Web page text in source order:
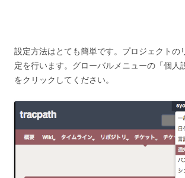
設定方法はとても簡単です。プロジェクトの
定を行います。グローバルメニューの「個人
をクリックしてください。